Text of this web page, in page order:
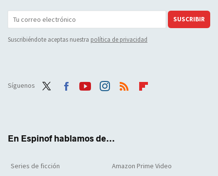
SUSCRIBIR
Suscribiéndote aceptas nuestra política de privacidad
Síguenos
En Espinof hablamos de...
Series de ficción Amazon Prime Video